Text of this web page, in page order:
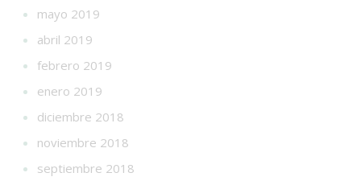
mayo 2019
abril 2019
febrero 2019
enero 2019
diciembre 2018
noviembre 2018
septiembre 2018